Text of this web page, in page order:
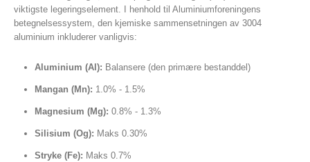
viktigste legeringselement. I henhold til Aluminiumforeningens
betegnelsessystem, den kjemiske sammensetningen av 3004
aluminium inkluderer vanligvis:
Aluminium (Al): Balansere (den primære bestanddel)
Mangan (Mn): 1.0% - 1.5%
Magnesium (Mg): 0.8% - 1.3%
Silisium (Og): Maks 0.30%
Stryke (Fe): Maks 0.7%